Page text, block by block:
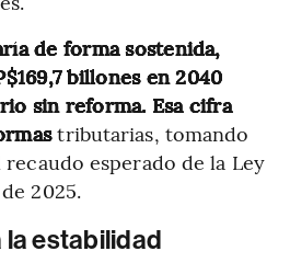
de forma sostenida,
billones en 2040
sin reforma. Esa cifra
tributarias, tomando
esperado de la Ley
2025.
la estabilidad